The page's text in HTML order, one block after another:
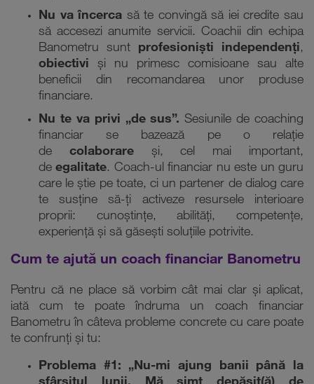
Nu va încerca să te convingă să iei credite sau
să accesezi anumite servicii. Coachii din echipa
Banometru sunt profesioniști independenți,
obiectivi și nu primesc comisioane sau alte
beneficii din recomandarea unor produse
financiare.
Nu te va privi „de sus”. Sesiunile de coaching
financiar se bazează pe o relație
de colaborareși, cel mai important,
deegalitate. Coach-ul financiar nu este un guru
care le știe pe toate, ci un partener de dialog care
te susține să-ți activeze resursele interioare
proprii: cunoștințe, abilități, competențe,
experiență și să găsești soluțiile potrivite.
Cum te ajută un coach financiar Banometru
Pentru că ne place să vorbim cât mai clar și aplicat,
iată cum te poate îndruma un coach financiar
Banometru în câteva probleme concrete cu care poate
te confrunți și tu:
Problema #1:
„Nu-mi ajung banii până la